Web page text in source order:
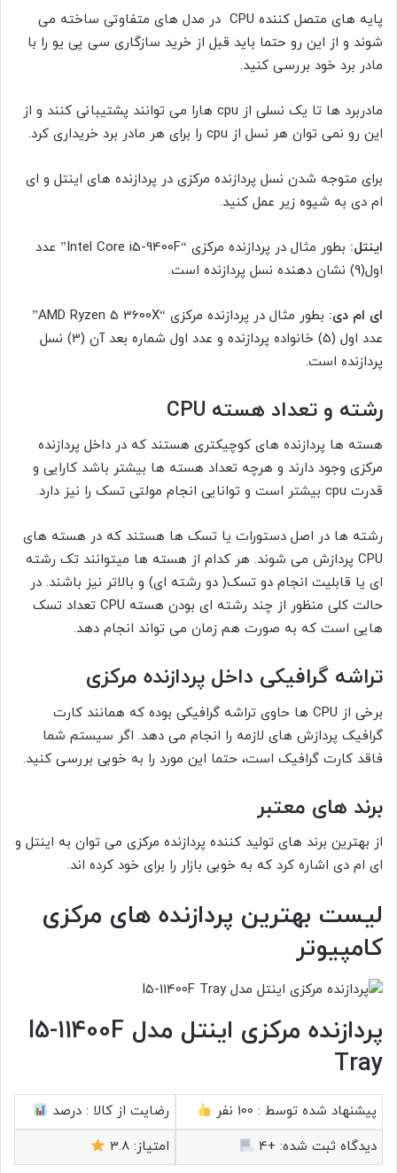
پایه های متصل کننده CPU در مدل های متفاوتی ساخته می
شوند و از این رو حتما باید قبل از خرید سازگاری سی پی یو را با
مادر برد خود بررسی کنید.
مادربرد ها تا یک نسلی از cpu هارا می توانند پشتیبانی کنند و از
این رو نمی توان هر نسل از cpu را برای هر مادر برد خریداری کرد.
برای متوجه شدن نسل پردازنده مرکزی در پردازنده های اینتل و ای
ام دی به شیوه زیر عمل کنید.
اینتل:
بطور مثال در پردازنده مرکزی “Intel Core i5-9400F” عدد
اول(9) نشان دهنده نسل پردازنده است.
ای ام دی:
بطور مثال در پردازنده مرکزی “AMD Ryzen 5 3600X”
عدد اول (5) خانواده پردازنده و عدد اول شماره بعد آن (3) نسل
پردازنده است.
رشته و تعداد هسته CPU
هسته ها پردازنده های کوچیکتری هستند که در داخل پردازنده
مرکزی وجود دارند و هرچه تعداد هسته ها بیشتر باشد کارایی و
قدرت cpu بیشتر است و توانایی انجام مولتی تسک را نیز دارد.
رشته ها در اصل دستورات یا تسک ها هستند که در هسته های
CPU پردازش می شوند. هر کدام از هسته ها میتوانند تک رشته
ای یا قابلیت انجام دو تسک( دو رشته ای) و بالاتر نیز باشند. در
حالت کلی منظور از چند رشته ای بودن هسته CPU تعداد تسک
هایی است که به صورت هم زمان می تواند انجام دهد.
تراشه گرافیکی داخل پردازنده مرکزی
برخی از CPU ها حاوی تراشه گرافیکی بوده که همانند کارت
گرافیک پردازش های لازمه را انجام می دهد. اگر سیستم شما
فاقد کارت گرافیک است، حتما این مورد را به خوبی بررسی کنید.
برند های معتبر
از بهترین برند های تولید کننده پردازنده مرکزی می توان به اینتل و
ای ام دی اشاره کرد که به خوبی بازار را برای خود کرده اند.
لیست بهترین پردازنده های مرکزی
کامپیوتر
پردازنده مرکزی اینتل مدل I5-11400F
Tray
پیشنهاد شده توسط : 100 نفر رضایت از کالا : درصد
دیدگاه ثبت شده: +4 امتیاز: 3.8